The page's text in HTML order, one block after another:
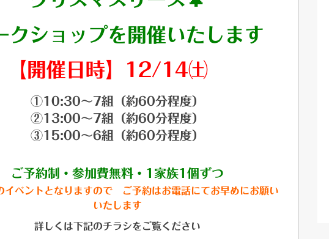
クショップを開催いたします
【 開催日時】 12/14㈯
①10:30～7組（約60分程度）
②13:00～7組（約60分程度）
③15:00～6組（約60分程度）
ご予約制・参加費無料・1家族1個ずつ
イベントとなりますので ご予約はお電話にてお早めにお願い
いたします
詳しくは下記のチラシをご覧ください